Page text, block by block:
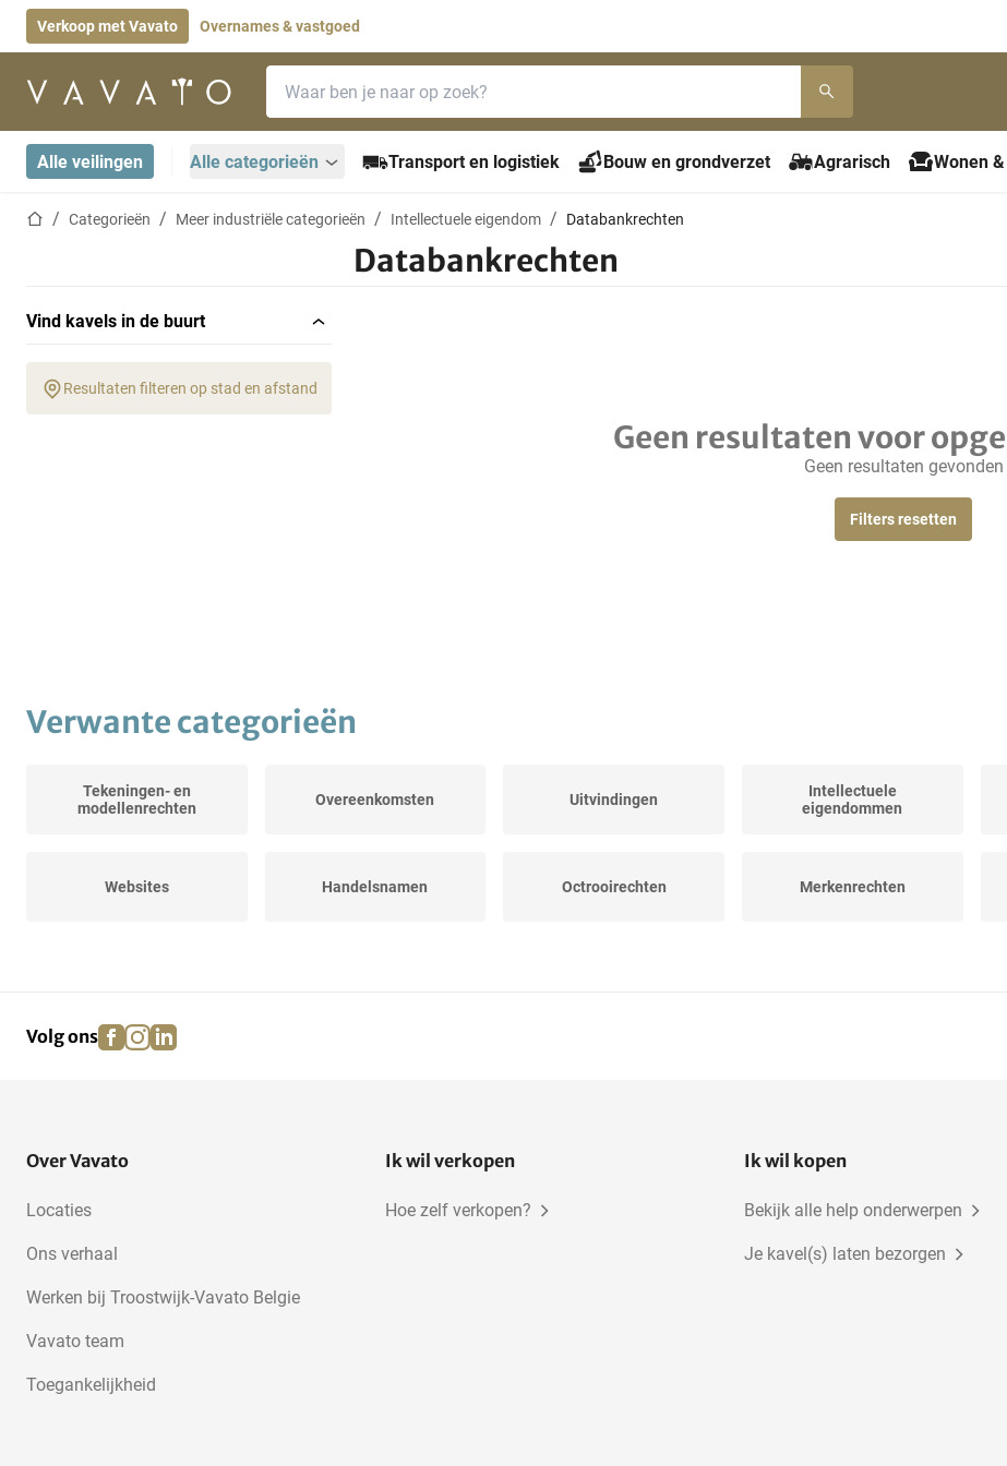
Verkoop met Vavato Overnames & vastgoed
Startpagina
Alle veilingen Alle categorieën Transport en logistiek Bouw en grondverzet Agrarisch Wonen
StartpaginaCategorieën Meer industriële categorieën Intellectuele eigendom Databankrechten
Databankrechten
Vind kavels in de buurt
Resultaten filteren op stad en afstand
Geen resultaten voor
Geen resultaten gevonden
Filters resetten
Verwante categorieën
Tekeningen- en
modellenrechten
Overeenkomsten Uitvindingen
Intellectuele
eigendommen
Websites Handelsnamen Octrooirechten Merkenrechten
Volg ons facebook
instagram
linkedin
Over Vavato
Locaties
Ons verhaal
Werken bij Troostwijk-Vavato Belgie
Vavato team
Toegankelijkheid
Ik wil verkopen
Hoe zelf verkopen?
Ik wil kopen
Bekijk alle help onderwerpen
Je kavel(s) laten bezorgen